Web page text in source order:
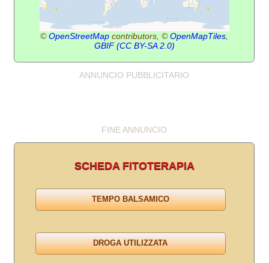
©OpenStreetMap contributors, ©OpenMapTiles
GBIF (CC BY-SA 2.0)
ANNUNCIO PUBBLICITARIO
FINE ANNUNCIO
SCHEDA FITOTERAPIA